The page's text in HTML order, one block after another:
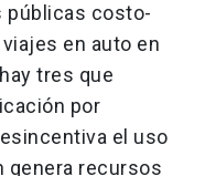
públicas costo-
en auto en
tres que
por
el uso
genera recursos